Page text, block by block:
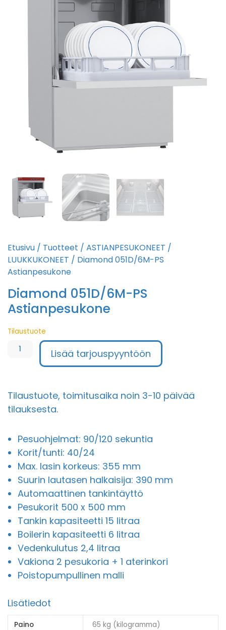
Etusivu / Tuotteet / ASTIANPESUKONEET /
LUUKKUKONEET / Diamond 051D/6M-PS
Astianpesukone
Diamond 051D/6M-PS
Astianpesukone
Tilaustuote
Diamond
051D/6M-
Astianpesukone
Lisää tarjouspyyntöön
Tilaustuote, toimitusaika noin 3-10 päivää
tilauksesta.
Pesuohjelmat: 90/120 sekuntia
Korit/tunti: 40/24
Max. lasin korkeus: 355 mm
Suurin lautasen halkaisija: 390 mm
Automaattinen tankintäyttö
Pesukorit 500 x 500 mm
Tankin kapasiteetti 15 litraa
Boilerin kapasiteetti 6 litraa
Vedenkulutus 2,4 litraa
Vakiona 2 pesukoria + 1 aterinkori
Poistopumpullinen malli
Lisätiedot
Paino 65 kg (kilogramma)